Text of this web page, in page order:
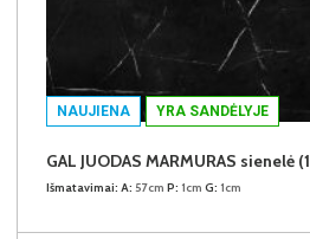
NAUJIENA YRA SANDĖLYJE
Išmatavimai: A: 57cm P: 1cm G: 1cm